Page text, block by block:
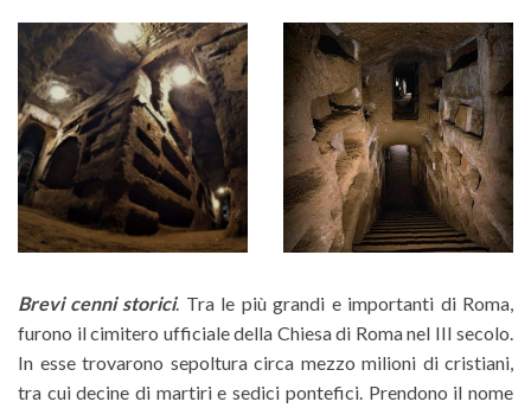
Brevi cenni storici. Tra le più grandi e importanti di Roma,
furono il cimitero ufficiale della Chiesa di Roma nel III secolo.
In esse trovarono sepoltura circa mezzo milioni di cristiani,
tra cui decine di martiri e sedici pontefici. Prendono il nome